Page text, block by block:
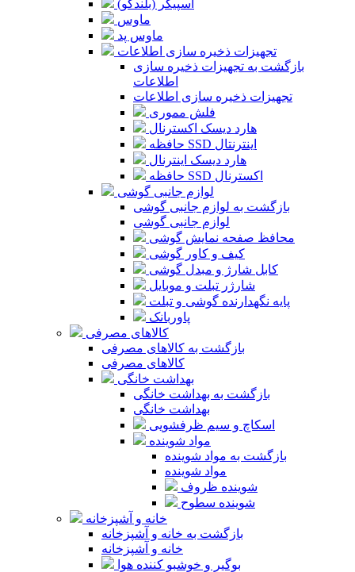
اسپیکر (بلندگو)
ماوس
ماوس پد
تجهیزات ذخیره سازی اطلاعات
بازگشت به تجهیزات ذخیره سازی
اطلاعات
تجهیزات ذخیره سازی اطلاعات
فلش مموری
هارد دیسک اکسترنال
حافظه SSD اینترنتال
هارد دیسک اینترنال
حافظه SSD اکسترنال
لوازم جانبی گوشی
بازگشت به لوازم جانبی گوشی
لوازم جانبی گوشی
محافظ صفحه نمایش گوشی
کیف و کاور گوشی
کابل شارژ و مبدل گوشی
شارژر تبلت و موبایل
پایه نگهدارنده گوشی و تبلت
پاوربانک
کالاهای مصرفی
بازگشت به کالاهای مصرفی
کالاهای مصرفی
بهداشت خانگی
بازگشت به بهداشت خانگی
بهداشت خانگی
اسکاچ و سیم ظرفشویی
مواد شوینده
بازگشت به مواد شوینده
مواد شوینده
شوینده ظروف
شوینده سطوح
خانه و آشپزخانه
بازگشت به خانه و آشپزخانه
خانه و آشپزخانه
بوگیر و خوشبو کننده هوا